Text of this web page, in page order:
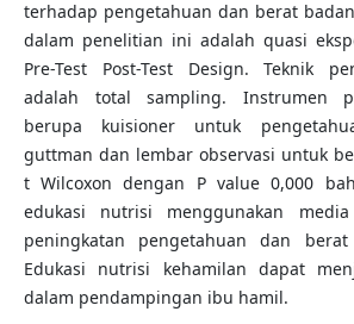
terhadap pengetahuan dan berat
dalam penelitian ini adalah quasi
Pre-Test Post-Test Design. Teknik
adalah total sampling. Instrumen
berupa kuisioner untuk
guttman dan lembar observasi untuk
t Wilcoxon dengan P value 0,000
edukasi nutrisi menggunakan
peningkatan pengetahuan dan
Edukasi nutrisi kehamilan dapat
dalam pendampingan ibu hamil.